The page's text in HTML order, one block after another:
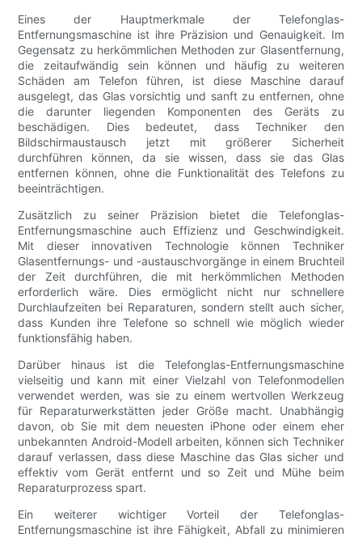
Eines der Hauptmerkmale der Telefonglas-
Entfernungsmaschine ist ihre Präzision und Genauigkeit. Im
Gegensatz zu herkömmlichen Methoden zur Glasentfernung,
die zeitaufwändig sein können und häufig zu weiteren
Schäden am Telefon führen, ist diese Maschine darauf
ausgelegt, das Glas vorsichtig und sanft zu entfernen, ohne
die darunter liegenden Komponenten des Geräts zu
beschädigen. Dies bedeutet, dass Techniker den
Bildschirmaustausch jetzt mit größerer Sicherheit
durchführen können, da sie wissen, dass sie das Glas
entfernen können, ohne die Funktionalität des Telefons zu
beeinträchtigen.
Zusätzlich zu seiner Präzision bietet die Telefonglas-
Entfernungsmaschine auch Effizienz und Geschwindigkeit.
Mit dieser innovativen Technologie können Techniker
Glasentfernungs- und -austauschvorgänge in einem Bruchteil
der Zeit durchführen, die mit herkömmlichen Methoden
erforderlich wäre. Dies ermöglicht nicht nur schnellere
Durchlaufzeiten bei Reparaturen, sondern stellt auch sicher,
dass Kunden ihre Telefone so schnell wie möglich wieder
funktionsfähig haben.
Darüber hinaus ist die Telefonglas-Entfernungsmaschine
vielseitig und kann mit einer Vielzahl von Telefonmodellen
verwendet werden, was sie zu einem wertvollen Werkzeug
für Reparaturwerkstätten jeder Größe macht. Unabhängig
davon, ob Sie mit dem neuesten iPhone oder einem eher
unbekannten Android-Modell arbeiten, können sich Techniker
darauf verlassen, dass diese Maschine das Glas sicher und
effektiv vom Gerät entfernt und so Zeit und Mühe beim
Reparaturprozess spart.
Ein weiterer wichtiger Vorteil der Telefonglas-
Entfernungsmaschine ist ihre Fähigkeit, Abfall zu minimieren